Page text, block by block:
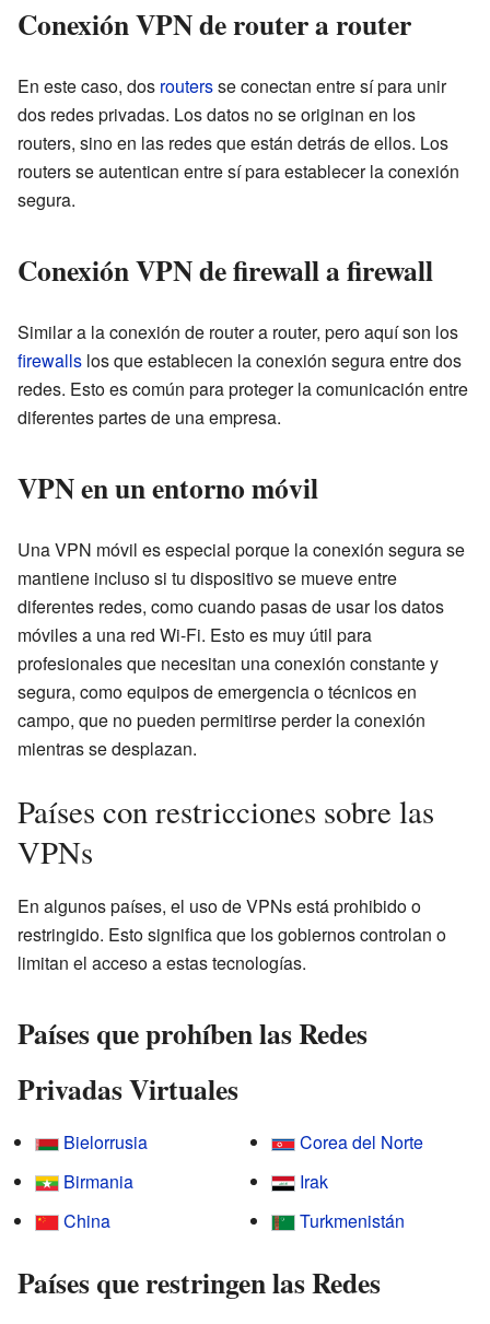
Conexión VPN de router a router
En este caso, dos routersse conectan entre sí para unir
dos redes privadas. Los datos no se originan en los
routers, sino en las redes que están detrás de ellos. Los
routers se autentican entre sí para establecer la conexión
segura.
Conexión VPN de firewall a firewall
Similar a la conexión de router a router, pero aquí son los
firewalls los que establecen la conexión segura entre dos
redes. Esto es común para proteger la comunicación entre
diferentes partes de una empresa.
VPN en un entorno móvil
Una VPN móvil es especial porque la conexión segura se
mantiene incluso si tu dispositivo se mueve entre
diferentes redes, como cuando pasas de usar los datos
móviles a una red Wi-Fi. Esto es muy útil para
profesionales que necesitan una conexión constante y
segura, como equipos de emergencia o técnicos en
campo, que no pueden permitirse perder la conexión
mientras se desplazan.
Países con restricciones sobre las
VPNs
En algunos países, el uso de VPNs está prohibido o
restringido. Esto significa que los gobiernos controlan o
limitan el acceso a estas tecnologías.
Países que prohíben las Redes
Privadas Virtuales
Bielorrusia
Birmania
China
Corea del Norte
Irak
Turkmenistán
Países que restringen las Redes